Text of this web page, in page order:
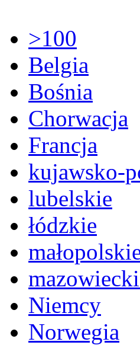
>100
Belgia
Bośnia
Chorwacja
Francja
kujawsko-
lubelskie
łódzkie
Niemcy
Norwegia